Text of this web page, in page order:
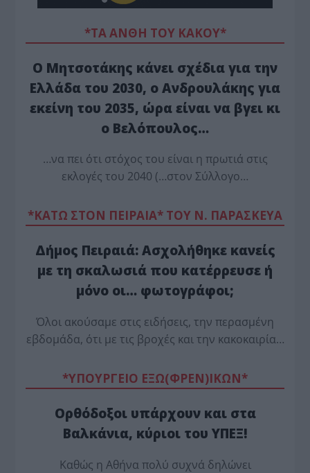
*ΤΑ ΆΝΘΗ ΤΟΥ ΚΑΚΟΎ*
Ο Μητσοτάκης κάνει σχέδια για την
Ελλάδα του 2030, ο Ανδρουλάκης για
εκείνη του 2035, ώρα είναι να βγει κι
ο Βελόπουλος…
…να πει ότι στόχος του είναι η πρωτιά στις
εκλογές του 2040 (…στον Σύλλογο…
*ΚΑΤΩ ΣΤΟΝ ΠΕΙΡΑΙΑ* ΤΟΥ Ν. ΠΑΡΑΣΚΕΥΑ
Δήμος Πειραιά: Ασχολήθηκε κανείς
με τη σκαλωσιά που κατέρρευσε ή
μόνο οι… φωτογράφοι;
Όλοι ακούσαμε στις ειδήσεις, την περασμένη
εβδομάδα, ότι με τις βροχές και την κακοκαιρία…
*ΥΠΟΥΡΓΕΙΟ ΕΞΩ(ΦΡΕΝ)ΙΚΩΝ*
Ορθόδοξοι υπάρχουν και στα
Βαλκάνια, κύριοι του ΥΠΕΞ!
Καθώς η Αθήνα πολύ συχνά δηλώνει